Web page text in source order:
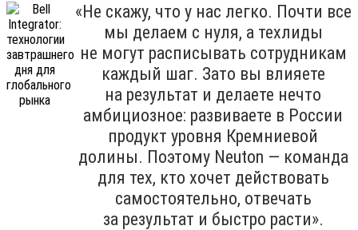
«Не скажу, что у нас легко. Почти все
мы делаем с нуля, а техлиды
не могут расписывать сотрудникам
каждый шаг. Зато вы влияете
на результат и делаете нечто
амбициозное: развиваете в России
продукт уровня Кремниевой
долины. Поэтому Neuton — команда
для тех, кто хочет действовать
самостоятельно, отвечать
за результат и быстро расти».